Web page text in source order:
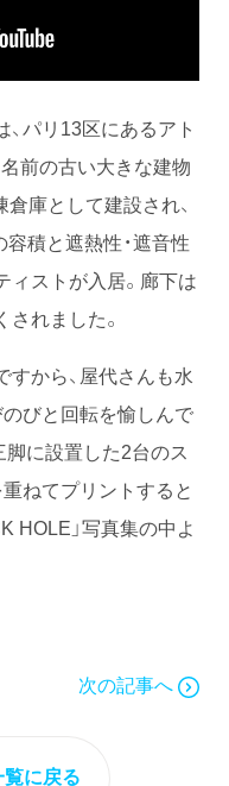
パリ13区にあるアト
名前の古い大きな建物
庫として建設され、
積と遮熱性・遮音性
ストが入居。廊下は
れました。
から、屋代さんも水
びと回転を愉しんで
に設置した2台のス
ねてプリントすると
HOLE」写真集の中よ
次の記事へ
に戻る